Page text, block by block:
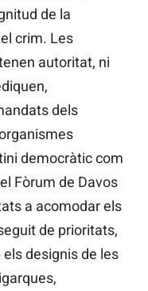
de la
crim. Les
autoritat, ni
dels
democràtic com
Fòrum de Davos
a acomodar els
de prioritats,
designis de les